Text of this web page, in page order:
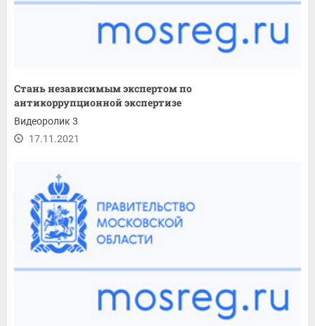
Стань независимым экспертом по
антикоррупционной экспертизе
Видеоролик 3
17.11.2021